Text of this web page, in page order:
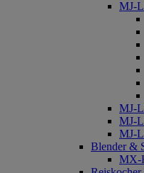
MJ-
MJ-
MJ-
MJ-
Blender &
MX-